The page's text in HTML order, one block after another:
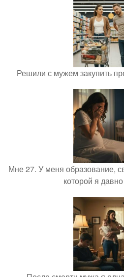
Решили с мужем закупить
Мне 27. У меня образование,
которой я